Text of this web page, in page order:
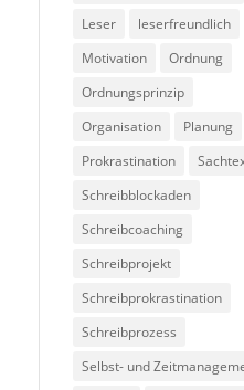
Leser
leserfreundlich
Motivation
Ordnung
Ordnungsprinzip
Organisation
Planung
Prokrastination
Schreibblockaden
Schreibcoaching
Schreibprojekt
Schreibprokrastination
Schreibprozess
Selbst- und